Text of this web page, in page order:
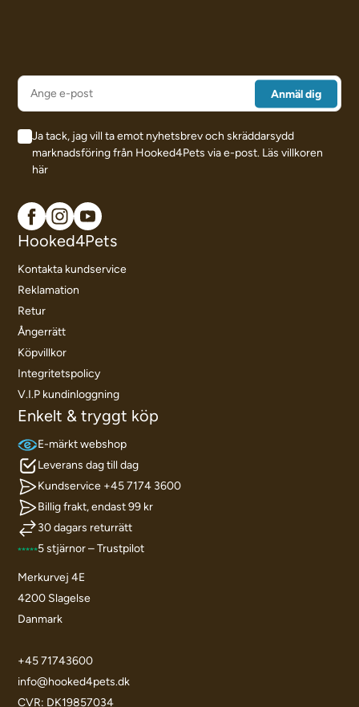
Ja tack, jag vill ta emot nyhetsbrev och skräddarsydd
marknadsföring från Hooked4Pets via e-post. Läs villkoren
här
Hooked4Pets
Kontakta kundservice
Reklamation
Retur
Ångerrätt
Köpvillkor
Integritetspolicy
V.I.P kundinloggning
Enkelt & tryggt köp
E-märkt webshop
Leverans dag till dag
Kundservice +45 7174 3600
Billig frakt, endast 99 kr
30 dagars returrätt
5 stjärnor – Trustpilot
Merkurvej 4E
4200 Slagelse
Danmark
+45 71743600
info@hooked4pets.dk
CVR: DK19857034